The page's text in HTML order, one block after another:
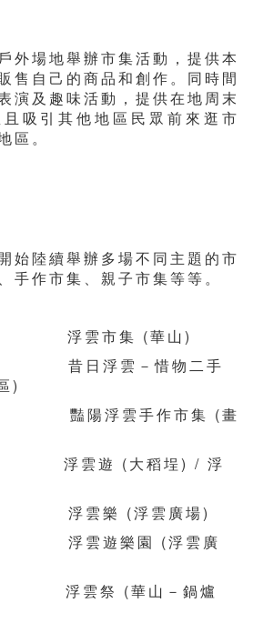
外場地舉辦市集活動，提供本
售自己的商品和創作。同時間
演及趣味活動，提供在地周末
吸引其他地區民眾前來逛市
區。
始陸續舉辦多場不同主題的市
手作市集、親子市集等等。
雲市集 (華山)
浮雲－惜物二手
)
浮雲手作市集 (畫
浮雲遊 (大稻埕) / 浮
樂 (浮雲廣場)
遊樂園 (浮雲廣
雲祭 (華山－鍋爐